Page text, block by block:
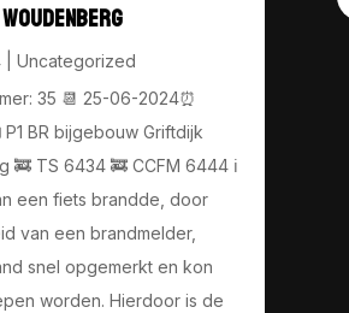
|Uncategorized
35 📆 25-06-2024⏰
BR bijgebouw Griftdijk
🚒 TS 6434 🚒 CCFM 6444 ℹ️
een fiets brandde, door
van een brandmelder,
snel opgemerkt en kon
worden. Hierdoor is de